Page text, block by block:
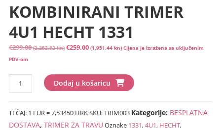
KOMBINIRANI TRIMER
4U1 HECHT 1331
€299.00 (2,252.82 kn) Izvorna
je:
€299.00
(2,252.82
kn).
€259.00 (1,951.44 kn)Trenutna
€259.00
(1,951.44
kn).
Cijena je izražena sa uključenim
PDV-om
KOMBINIRANI
TRIMER
4U1
HECHT
1331
Dodaj u košaricu
TEČAJ: 1 EUR = 7,53450 HRKSKU:TRIM003 Kategorije: BESPLATNA
DOSTAVA, TRIMER ZA TRAVU Oznake 1331,4U1, HECHT,